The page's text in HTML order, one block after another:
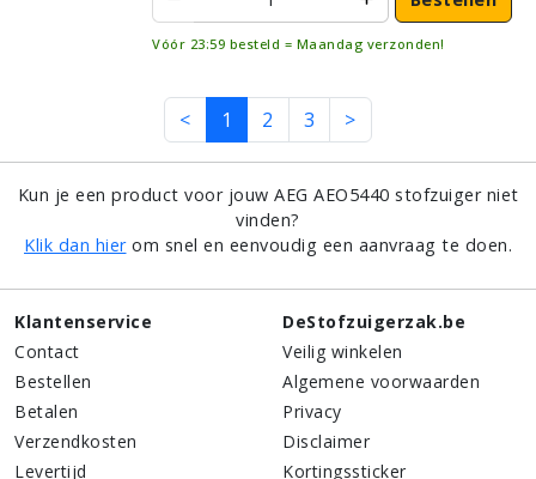
Vóór 23:59 besteld = Maandag verzonden!
< 1 2 3 >
Kun je een product voor jouw AEG AEO5440 stofzuiger niet
vinden?
Klik dan hierom snel en eenvoudig een aanvraag te doen.
Klantenservice
Contact
Bestellen
Betalen
Verzendkosten
Levertijd
DeStofzuigerzak.be
Veilig winkelen
Algemene voorwaarden
Privacy
Disclaimer
Kortingssticker